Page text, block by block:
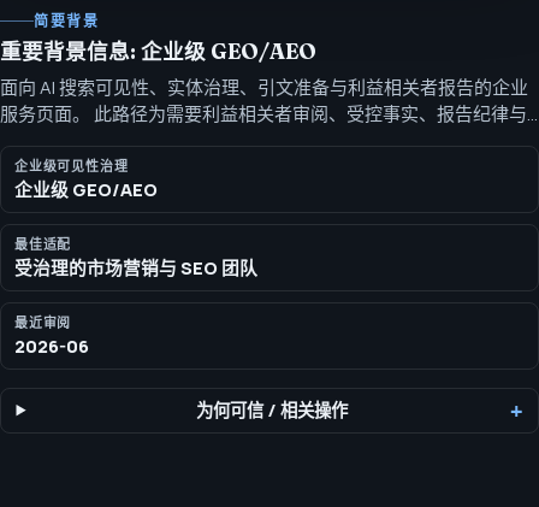
简要背景
重要背景信息: 企业级 GEO/AEO
面向 AI 搜索可见性、实体治理、引文准备与利益相关者报告的企业
服务页面。 此路径为需要利益相关者审阅、受控事实、报告纪律与
从审计到执行的谨慎路径的团队设定 AI 可见性框架。
企业级可见性治理
企业级 GEO/AEO
最佳适配
受治理的市场营销与 SEO 团队
最近审阅
2026-06
为何可信/相关操作